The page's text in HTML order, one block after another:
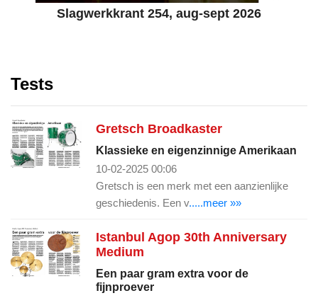
Slagwerkkrant 254, aug-sept 2026
Tests
Gretsch Broadkaster
Klassieke en eigenzinnige Amerikaan
10-02-2025 00:06
Gretsch is een merk met een aanzienlijke
geschiedenis. Een v.....meer »»
Istanbul Agop 30th Anniversary
Medium
Een paar gram extra voor de
fijnproever